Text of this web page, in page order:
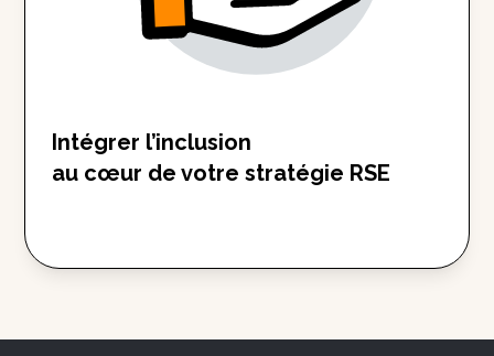
Intégrer l’inclusion
au cœur de votre stratégie RSE